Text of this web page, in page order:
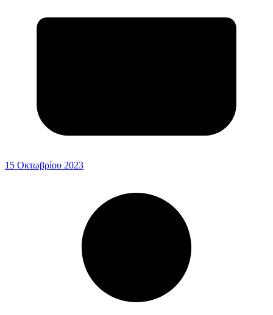
15 Οκτωβρίου 2023